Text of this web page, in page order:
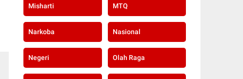
Misharti MTQ
Narkoba Nasional
Negeri Olah Raga